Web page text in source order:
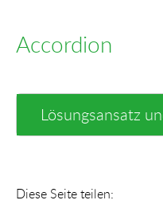
Accordion
Lösungsansatz
Diese Seite teilen: